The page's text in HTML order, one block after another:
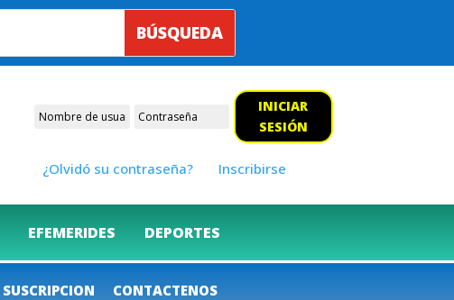
INICIAR
SESIÓN
¿Olvidó su contraseña? Inscribirse
EFEMERIDES DEPORTES
SUSCRIPCION CONTACTENOS